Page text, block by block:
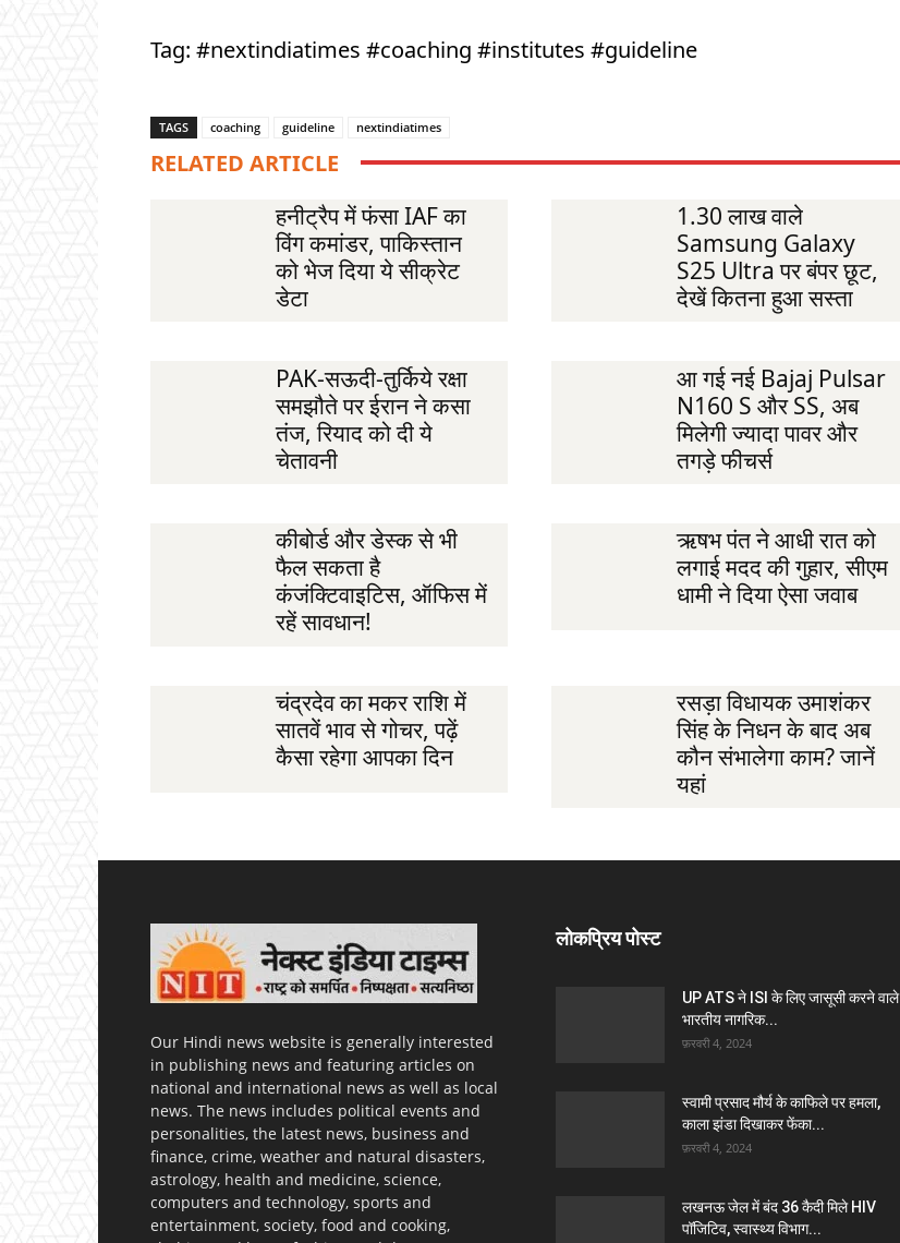
Tag: #nextindiatimes #coaching #institutes #guideline
TAGS coaching guideline nextindiatimes
RELATED ARTICLE
हनीट्रैप में फंसा IAF का
विंग कमांडर, पाकिस्तान
को भेज दिया ये सीक्रेट
डेटा
1.30 लाख वाले
Samsung Galaxy
S25 Ultra पर बंपर छूट,
देखें कितना हुआ सस्ता
PAK-सऊदी-तुर्किये रक्षा
समझौते पर ईरान ने कसा
तंज, रियाद को दी ये
चेतावनी
आ गई नई Bajaj Pulsar
N160 S और SS, अब
मिलेगी ज्यादा पावर और
तगड़े फीचर्स
कीबोर्ड और डेस्क से भी
फैल सकता है
कंजंक्टिवाइटिस, ऑफिस में
रहें सावधान!
ऋषभ पंत ने आधी रात को
लगाई मदद की गुहार, सीएम
धामी ने दिया ऐसा जवाब
चंद्रदेव का मकर राशि में
सातवें भाव से गोचर, पढ़ें
कैसा रहेगा आपका दिन
रसड़ा विधायक उमाशंकर
सिंह के निधन के बाद अब
कौन संभालेगा काम? जानें
यहां
Our Hindi news website is generally interested
in publishing news and featuring articles on
national and international news as well as local
news. The news includes political events and
personalities, the latest news, business and
finance, crime, weather and natural disasters,
astrology, health and medicine, science,
computers and technology, sports and
entertainment, society, food and cooking,
लोकप्रिय पोस्ट
UP ATS ने ISI के लिए जासूसी करने वाले
भारतीय नागरिक...
फ़रवरी 4, 2024
स्वामी प्रसाद मौर्य के काफिले पर हमला,
काला झंडा दिखाकर फेंका...
फ़रवरी 4, 2024
लखनऊ जेल में बंद 36 कैदी मिले HIV
पॉजिटिव, स्वास्थ्य विभाग...